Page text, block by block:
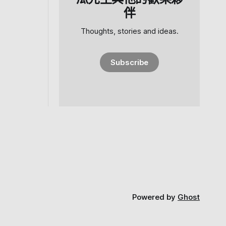
伴
Thoughts, stories and ideas.
Subscribe
Powered by Ghost